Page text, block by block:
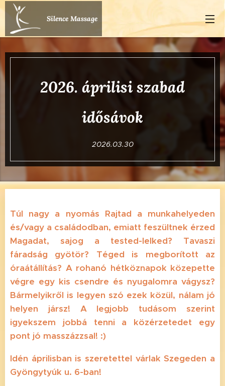
Silence Massage
2026. áprilisi szabad
idősávok
2026.03.30
Túl nagy a nyomás Rajtad a munkahelyeden
és/vagy a családodban, emiatt feszültnek érzed
Magadat, sajog a tested-lelked? Tavaszi
fáradság gyötör? Téged is megborított az
óraátállítás? A rohanó hétköznapok közepette
végre egy kis csendre és nyugalomra vágysz?
Bármelyikről is legyen szó ezek közül, nálam jó
helyen jársz! A legjobb tudásom szerint
igyekszem jobbá tenni a közérzetedet egy
pont jó masszázzsal! :)
Idén áprilisban is szeretettel várlak Szegeden a
Gyöngytyúk u. 6-ban!